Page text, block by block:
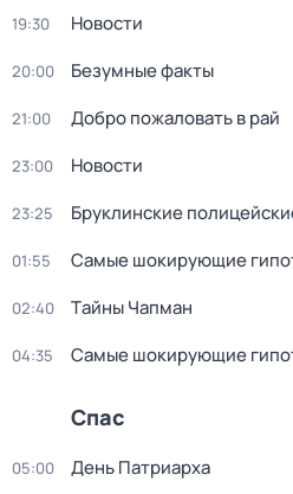
19:30 Новости
20:00 Безумные факты
21:00 Добро пожаловать в рай
23:00 Новости
23:25 Бруклинские
01:55 Самые шoкиpующие
02:40 Тaйны Чапман
04:35 Самые шoкиpующие
Спас
05:00 День Патриарха